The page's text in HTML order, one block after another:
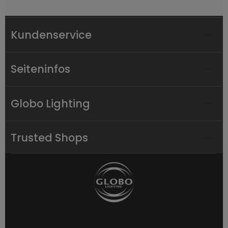
Kundenservice
Seiteninfos
Globo Lighting
Trusted Shops